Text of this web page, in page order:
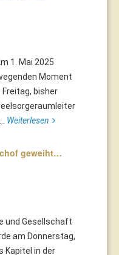
1. Mai 2025
Moment
Freitag, bisher
Weiterlesen
geweiht…
und Gesellschaft
am Donnerstag,
Kapitel in der